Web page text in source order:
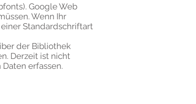
). Google Web
Wenn Ihr
Standardschriftart
der Bibliothek
Derzeit ist nicht
erfassen.